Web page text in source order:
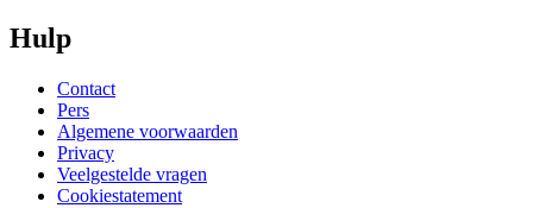
Hulp
Contact
Pers
Algemene voorwaarden
Privacy
Veelgestelde vragen
Cookiestatement